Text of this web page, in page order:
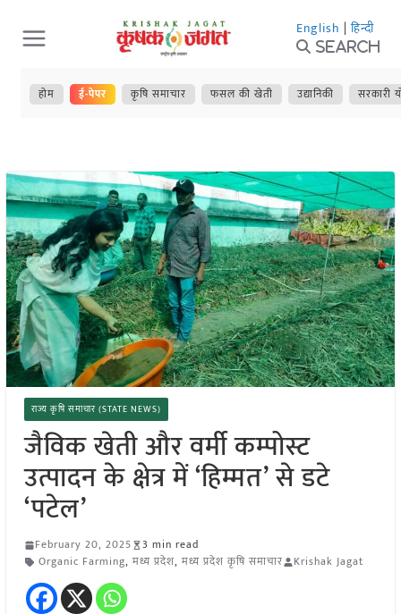
Skip
to
content
English | हिन्दी
Search
होम ई-पेपर कृषि समाचार फसल की खेती उद्यानिकी सरकारी
राज्य कृषि समाचार (STATE NEWS)
जैविक खेती और वर्मी कम्पोस्ट
उत्पादन के क्षेत्र में ‘हिम्मत’ से डटे
‘पटेल’
February 20, 2025
3 min read
Organic Farming, मध्य प्रदेश, मध्य प्रदेश कृषि समाचार Krishak Jagat